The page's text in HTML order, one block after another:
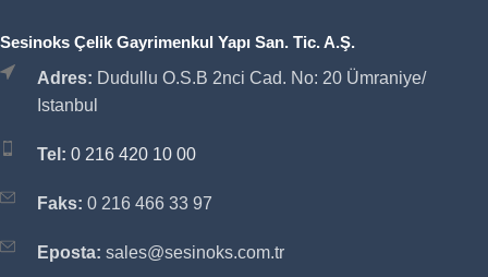
Sesinoks Çelik Gayrimenkul Yapı San. Tic. A.Ş.
Adres: Dudullu O.S.B 2nci Cad. No: 20 Ümraniye/
Istanbul
Tel: 0 216 420 10 00
Faks: 0 216 466 33 97
Eposta: sales@sesinoks.com.tr